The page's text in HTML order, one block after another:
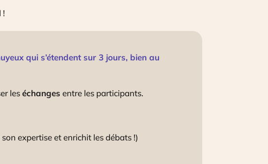
!
qui s’étendent sur 3 jours, bien au
leséchanges entre les participants.
expertise et enrichit les débats !)